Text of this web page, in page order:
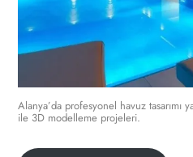
Alanya’da profesyonel havuz
ile 3D modelleme projeleri.